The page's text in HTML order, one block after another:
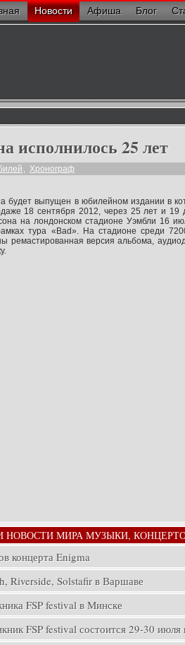
Новости Афиша Блог
исполнилось 25 лет
, Хронограф
выпущен в юбилейном издании в
18 сентября 2012, через 25 лет и 19
на лондонском стадионе Уэмбли 16
тура «Bad». На стадионе среди
ремастированная версия альбома,
НОВОСТИ МИРА МУЗЫКИ,
концерта Enigma
Riverside, Solstafir в Варшаве
FSP festival в Минске
FSP festival состоится 29-30